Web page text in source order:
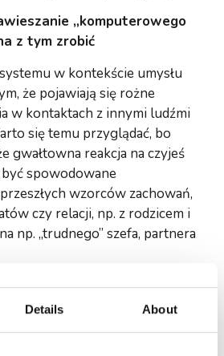
Details About
„komputerowego
z tym zrobić
w kontekście umysłu
że pojawiają się rożne
w kontaktach z innymi ludźmi
się temu przyglądać, bo
gwałtowna reakcja na czyjeś
spowodowane
wzorców zachowań,
czy relacji, np. z rodzicem i
np. „trudnego” szefa, partnera
że z podświadomości
wyparte emocje czy